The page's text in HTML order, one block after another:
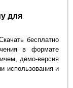
для
бесплатно
в формате
демо-версия
использования и